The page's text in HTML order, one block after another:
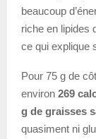
beaucoup
riche en lipides
ce qui explique
Pour 75 g de
environ 269
g de graisses
quasiment ni